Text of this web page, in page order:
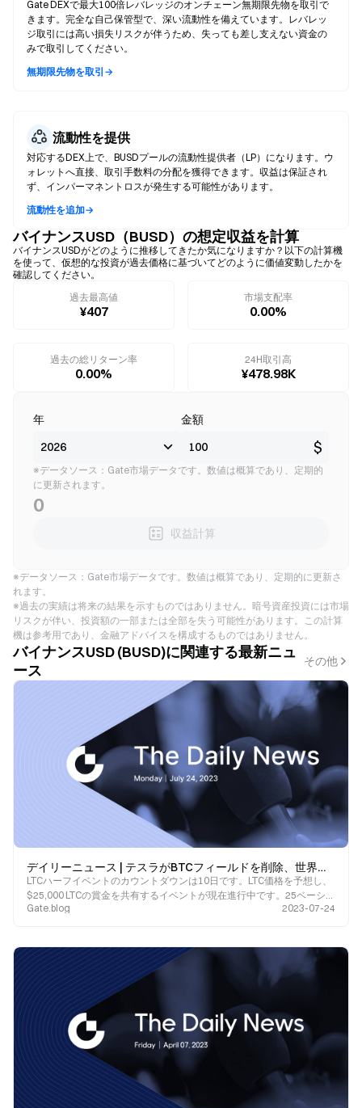
Gate DEXで最大100倍レバレッジのオンチェーン無期限先物を取引で
きます。完全な自己保管型で、深い流動性を備えています。レバレッ
ジ取引には高い損失リスクが伴うため、失っても差し支えない資金の
みで取引してください。
無期限先物を取引→
流動性を提供
対応するDEX上で、BUSDプールの流動性提供者（LP）になります。ウ
ォレットへ直接、取引手数料の分配を獲得できます。収益は保証され
ず、インパーマネントロスが発生する可能性があります。
流動性を追加→
バイナンスUSD（BUSD）の想定収益を計算
バイナンスUSDがどのように推移してきたか気になりますか？以下の計算機
を使って、仮想的な投資が過去価格に基づいてどのように価値変動したかを
確認してください。
過去最高値
¥407
市場支配率
0.00%
過去の総リターン率
0.00%
24H取引高
¥478.98K
年 金額
$
※データソース：Gate市場データです。数値は概算であり、定期的
に更新されます。
0
収益計算
※データソース：Gate市場データです。数値は概算であり、定期的に更新さ
れます。
※過去の実績は将来の結果を示すものではありません。暗号資産投資には市場
リスクが伴い、投資額の一部または全部を失う可能性があります。この計算
機は参考用であり、金融アドバイスを構成するものではありません。
バイナンスUSD (BUSD)に関連する最新ニュ
ース
その他
デイリーニュース | テスラがBTCフィールドを削除、世界初のブロックチェーン衛星が無事に打ち上げられ、DAIがBUSDを上回り、第3位のステーブ
LTCハーフイベントのカウントダウンは10日です。LTC価格を予想し、
$25,000 LTCの賞金を共有するイベントが現在進行中です。25ベーシス
ポイントの利上げが合意になりました。水曜日と木曜日の重要なデー
Gate.blog 2023-07-24